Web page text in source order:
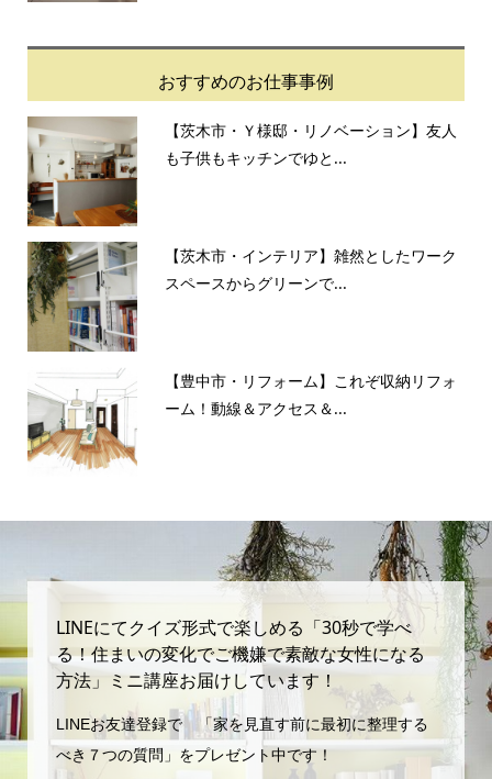
おすすめのお仕事事例
【茨木市・Ｙ様邸・リノベーション】友人
も子供もキッチンでゆと...
【茨木市・インテリア】雑然としたワーク
スペースからグリーンで...
【豊中市・リフォーム】これぞ収納リフォ
ーム！動線＆アクセス＆...
LINEにてクイズ形式で楽しめる「30秒で学べ
る！住まいの変化でご機嫌で素敵な女性になる
方法」ミニ講座お届けしています！
LINEお友達登録で 「家を見直す前に最初に整理する
べき７つの質問」をプレゼント中です！